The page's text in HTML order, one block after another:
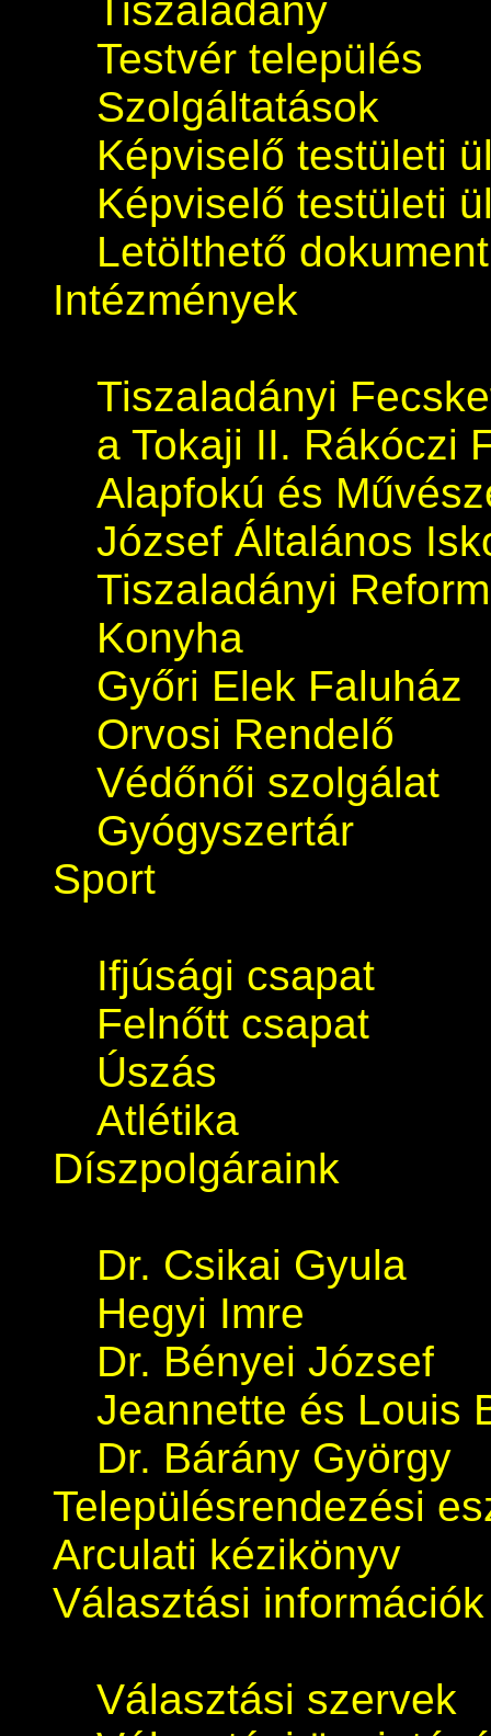
Tiszaladány
Testvér település
Szolgáltatások
Képviselő testületi
Képviselő testületi
Letölthető
Intézmények
Tiszaladányi
a Tokaji II. Rákóczi
Alapfokú és
József Általános
Tiszaladányi
Konyha
Győri Elek Faluház
Orvosi Rendelő
Védőnői szolgálat
Gyógyszertár
Sport
Ifjúsági csapat
Felnőtt csapat
Úszás
Atlétika
Díszpolgáraink
Dr. Csikai Gyula
Hegyi Imre
Dr. Bényei József
Jeannette és Louis
Dr. Bárány György
Településrendezési
Arculati kézikönyv
Választási információk
Választási szervek